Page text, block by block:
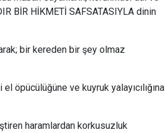
BİR HİKMETİ SAFSATASIYLA dinin
bir kereden bir şey olmaz
ve kuyruk yalayıcılığına
haramlardan korkusuzluk